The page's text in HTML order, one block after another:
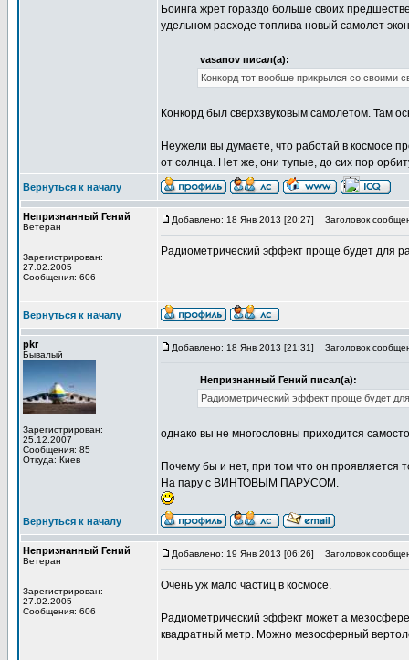
Боинга жрет гораздо больше своих
удельном расходе топлива новый самолет
vasanov писал(а):
Конкорд тот вообще прикрылся со своими
Конкорд был сверхзвуковым самолетом. Там
Неужели вы думаете, что работай в космосе
от солнца. Нет же, они тупые, до сих пор
Вернуться к началу
Непризнанный Гений
Ветеран
Зарегистрирован:
27.02.2005
Сообщения: 606
Добавлено: 18 Янв 2013 [20:27] Заголовок
Радиометрический эффект проще будет для
Вернуться к началу
pkr
Бывалый
Зарегистрирован:
25.12.2007
Сообщения: 85
Откуда: Киев
Добавлено: 18 Янв 2013 [21:31] Заголовок
Непризнанный Гений писал(а):
Радиометрический эффект проще будет
однако вы не многословны приходится
Почему бы и нет, при том что он проявляется
На пару с ВИНТОВЫМ ПАРУСОМ.
Вернуться к началу
Непризнанный Гений
Ветеран
Зарегистрирован:
27.02.2005
Сообщения: 606
Добавлено: 19 Янв 2013 [06:26] Заголовок
Очень уж мало частиц в космосе.
Радиометрический эффект может а
квадратный метр. Можно мезосферный